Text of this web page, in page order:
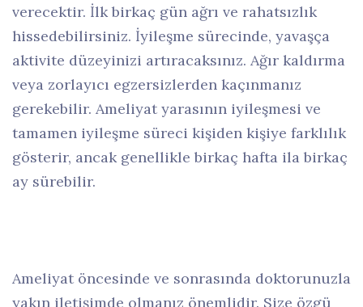
verecektir. İlk birkaç gün ağrı ve rahatsızlık
hissedebilirsiniz. İyileşme sürecinde, yavaşça
aktivite düzeyinizi artıracaksınız. Ağır kaldırma
veya zorlayıcı egzersizlerden kaçınmanız
gerekebilir. Ameliyat yarasının iyileşmesi ve
tamamen iyileşme süreci kişiden kişiye farklılık
gösterir, ancak genellikle birkaç hafta ila birkaç
ay sürebilir.
Ameliyat öncesinde ve sonrasında doktorunuzla
yakın iletişimde olmanız önemlidir. Size özgü